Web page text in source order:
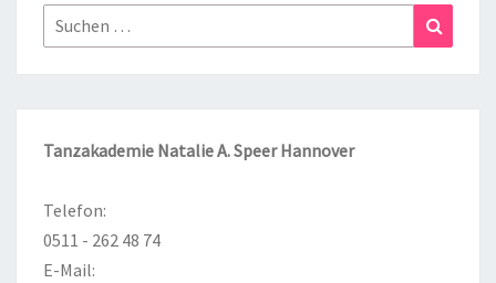
Suchen
nach:
Tanzakademie Natalie A. Speer Hannover
Telefon:
0511 - 262 48 74
E-Mail: